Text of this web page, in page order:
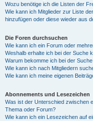
Wozu benötige ich die Listen der
Wie kann ich Mitglieder zur Liste
hinzufügen oder diese wieder aus
Die Foren durchsuchen
Wie kann ich ein Forum oder
Weshalb erhalte ich bei der Suche
Warum bekomme ich bei der
Wie kann ich nach Mitgliedern
Wie kann ich meine eigenen
Abonnements und Lesezeichen
Was ist der Unterschied zwischen
Thema oder Forum?
Wie kann ich ein Lesezeichen auf